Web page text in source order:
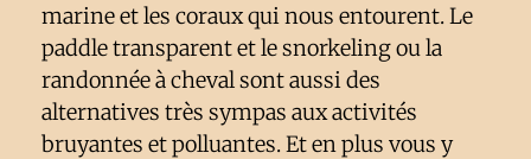
marine et les coraux qui nous entourent. Le
paddle transparent et le snorkeling ou la
randonnée à cheval sont aussi des
alternatives très sympas aux activités
bruyantes et polluantes. Et en plus vous y